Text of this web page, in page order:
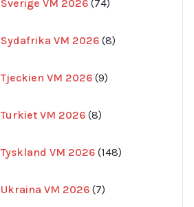
Sverige VM 2026 74
produkter
Sydafrika VM 2026 8
produkter
Tjeckien VM 2026 9
produkter
Turkiet VM 2026 8
produkter
Tyskland VM 2026 148
produkter
Ukraina VM 2026 7
produkter